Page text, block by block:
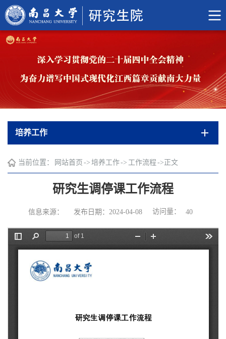
培养工作
当前位置： 网站首页 -> 培养工作-> 工作流程 -> 正文
研究生调停课工作流程
信息来源： 发布日期：2024-04-08 访问量： 40